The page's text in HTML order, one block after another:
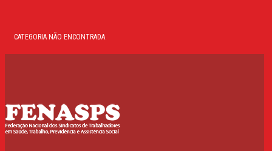
CATEGORIA NÃO ENCONTRADA.